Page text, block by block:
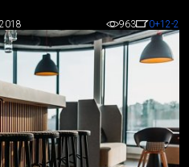
963 0+12-2